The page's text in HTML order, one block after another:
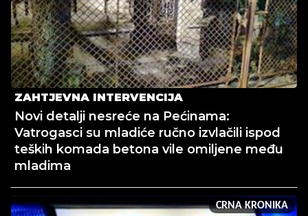
ZAHTJEVNA INTERVENCIJA
Novi detalji nesreće na Pećinama:
Vatrogasci su mladiće ručno izvlačili ispod
teških komada betona vile omiljene među
mladima
CRNA KRONIKA